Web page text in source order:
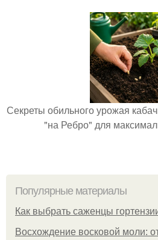
Секреты обильного урожая
"на Ребро" для
Популярные материалы
Как выбрать саженцы
Восхождение восковой моли: